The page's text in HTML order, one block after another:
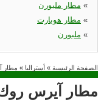
مطار ملبورن «
مطار هوبارت «
ملبورن «
الصفحة الرئيسية » أستراليا » مطار
مطار آيرس روك